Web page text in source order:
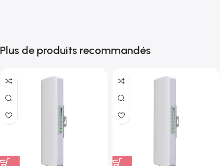
Plus de produits recommandés